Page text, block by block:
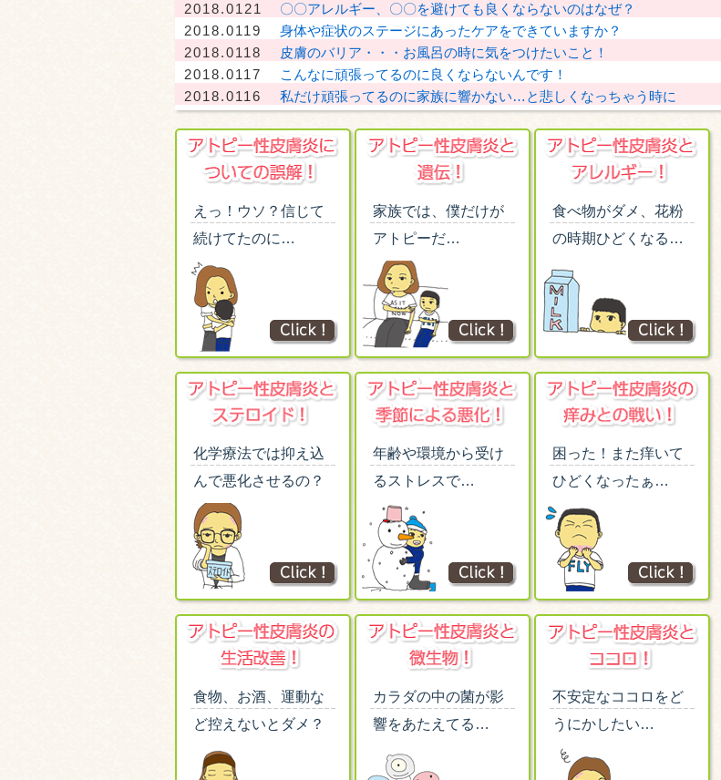
2018.0121
〇〇アレルギー、〇〇を避けても良くならないのはなぜ？
2018.0119
身体や症状のステージにあったケアをできていますか？
2018.0118
皮膚のバリア・・・お風呂の時に気をつけたいこと！
2018.0117
こんなに頑張ってるのに良くならないんです！
2018.0116
私だけ頑張ってるのに家族に響かない…と悲しくなっちゃう時に
えっ！ウソ？信じて
続けてたのに…
家族では、僕だけが
アトピーだ…
食べ物がダメ、花粉
の時期ひどくなる…
化学療法では抑え込
んで悪化させるの？
年齢や環境から受け
るストレスで…
困った！また痒いて
ひどくなったぁ…
食物、お酒、運動な
ど控えないとダメ？
カラダの中の菌が影
響をあたえてる…
不安定なココロをど
うにかしたい…